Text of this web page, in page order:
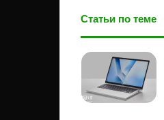
Статьи по теме